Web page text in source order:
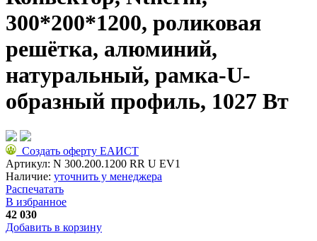
300*200*1200, роликовая
решётка, алюминий,
натуральный, рамка-U-
образный профиль, 1027 Вт
Создать оферту ЕАИСТ
Артикул: N 300.200.1200 RR U EV1
Наличие: уточнить у менеджера
Распечатать
В избранное
42 030
Добавить в корзину